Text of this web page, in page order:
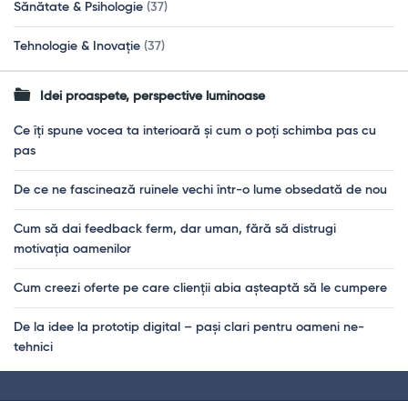
Sănătate & Psihologie (37)
Tehnologie & Inovație (37)
Idei proaspete, perspective luminoase
Ce îți spune vocea ta interioară și cum o poți schimba pas cu
pas
De ce ne fascinează ruinele vechi într-o lume obsedată de nou
Cum să dai feedback ferm, dar uman, fără să distrugi
motivația oamenilor
Cum creezi oferte pe care clienții abia așteaptă să le cumpere
De la idee la prototip digital – pași clari pentru oameni ne-
tehnici